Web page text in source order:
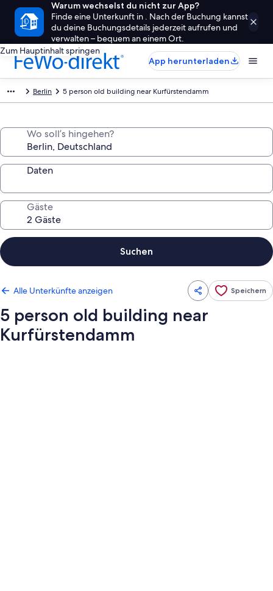
Warum wechselst du nicht zur App?
Finde eine Unterkunft in . Nach der Buchung kannst
du deine Buchungsdetails jederzeit aufrufen und
verwalten – bequem an einem Ort.
Zum Hauptinhalt springen
App herunterladen
Berlin 5 person old building near Kurfürstendamm
Wo soll’s hingehen?
Daten
Gäste
Suchen
Alle Unterkünfte anzeigen Speichern
5 person old building near
Kurfürstendamm